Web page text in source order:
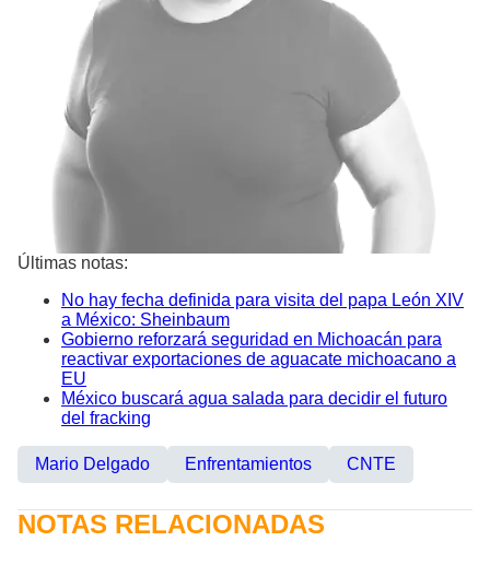
Últimas notas:
No hay fecha definida para visita del papa León XIV
a México: Sheinbaum
Gobierno reforzará seguridad en Michoacán para
reactivar exportaciones de aguacate michoacano a
EU
México buscará agua salada para decidir el futuro
del fracking
Mario Delgado Enfrentamientos CNTE
NOTAS RELACIONADAS